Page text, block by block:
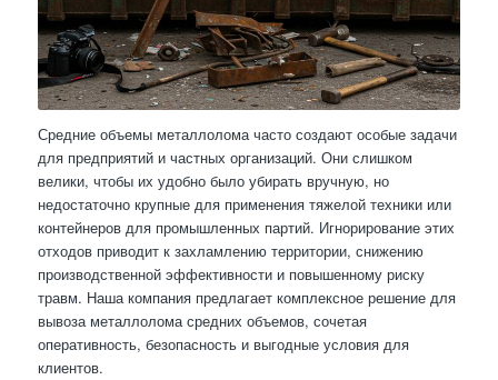
Средние объемы металлолома часто создают особые задачи
для предприятий и частных организаций. Они слишком
велики, чтобы их удобно было убирать вручную, но
недостаточно крупные для применения тяжелой техники или
контейнеров для промышленных партий. Игнорирование этих
отходов приводит к захламлению территории, снижению
производственной эффективности и повышенному риску
травм. Наша компания предлагает комплексное решение для
вывоза металлолома средних объемов, сочетая
оперативность, безопасность и выгодные условия для
клиентов.